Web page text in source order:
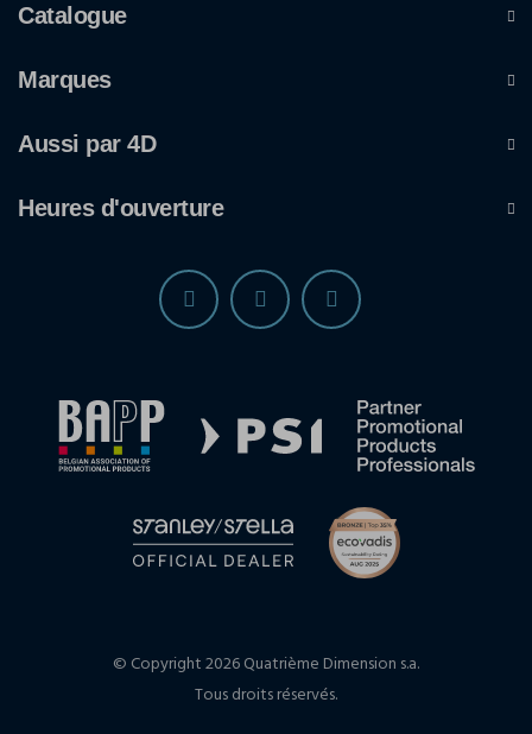
Catalogue
Marques
Aussi par 4D
Heures d'ouverture
© Copyright 2026 Quatrième Dimension s.a.
Tous droits réservés.